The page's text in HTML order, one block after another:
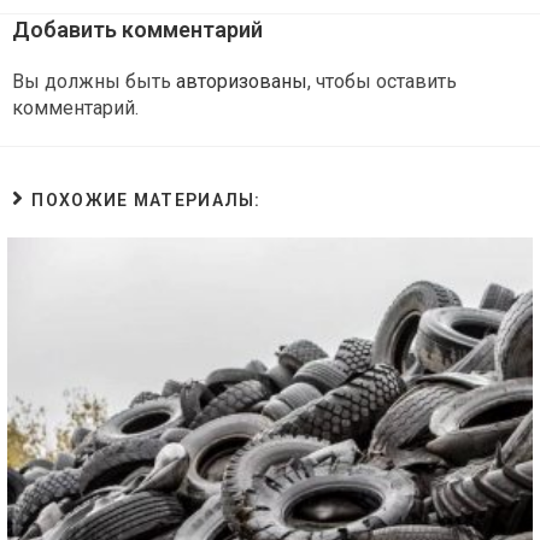
Добавить комментарий
Вы должны быть авторизованы, чтобы оставить
комментарий.
ПОХОЖИЕ МАТЕРИАЛЫ: